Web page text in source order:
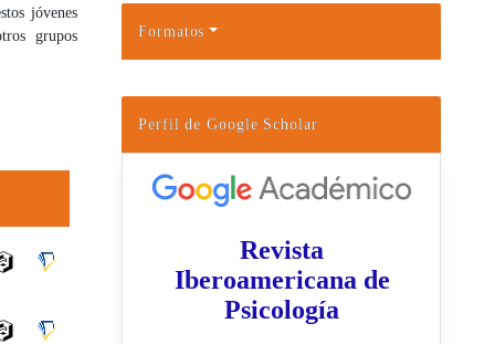
jóvenes
grupos
Formatos
Perfil de Google Scholar